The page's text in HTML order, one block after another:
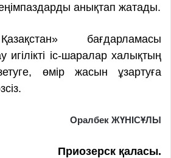
анықтап жатады.
бағдарламасы
іс-шаралар халықтың
өмір жасын ұзартуға
Оралбек ЖҮНІСҰЛЫ
Приозерск қаласы.